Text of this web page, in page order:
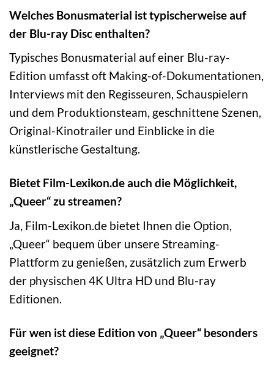
Welches Bonusmaterial ist typischerweise auf
der Blu-ray Disc enthalten?
Typisches Bonusmaterial auf einer Blu-ray-
Edition umfasst oft Making-of-Dokumentationen,
Interviews mit den Regisseuren, Schauspielern
und dem Produktionsteam, geschnittene Szenen,
Original-Kinotrailer und Einblicke in die
künstlerische Gestaltung.
Bietet Film-Lexikon.de auch die Möglichkeit,
„Queer“ zu streamen?
Ja, Film-Lexikon.de bietet Ihnen die Option,
„Queer“ bequem über unsere Streaming-
Plattform zu genießen, zusätzlich zum Erwerb
der physischen 4K Ultra HD und Blu-ray
Editionen.
Für wen ist diese Edition von „Queer“ besonders
geeignet?